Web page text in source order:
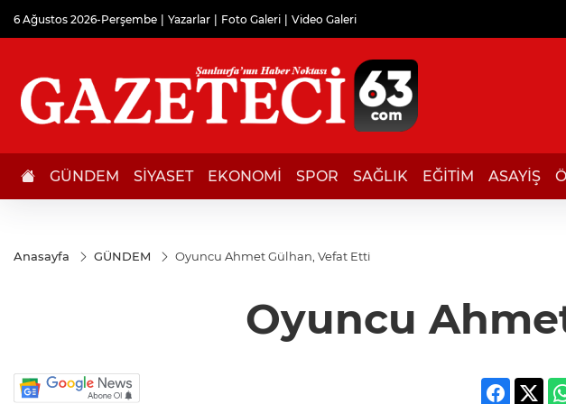
6 Ağustos 2026-Perşembe Yazarlar Foto Galeri Video Galeri
GÜNDEM SİYASET EKONOMİ SPOR SAĞLIK EĞİTİM ASAYİŞ
Anasayfa GÜNDEM Oyuncu Ahmet Gülhan, Vefat Etti
Oyuncu